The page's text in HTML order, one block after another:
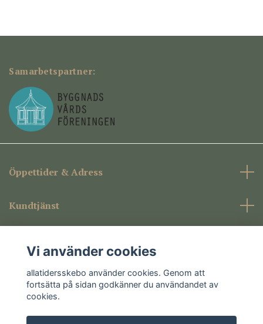
Samarbetspartner:
Öppettider & Adress
Kundtjänst
Sociala medier
Vi använder cookies
allatidersskebo använder cookies. Genom att
fortsätta på sidan godkänner du användandet av
cookies.